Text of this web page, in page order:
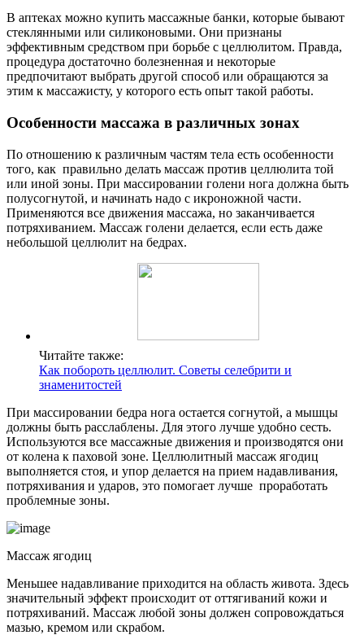
В аптеках можно купить массажные банки, которые бывают
стеклянными или силиконовыми. Они признаны
эффективным средством при борьбе с целлюлитом. Правда,
процедура достаточно болезненная и некоторые
предпочитают выбрать другой способ или обращаются за
этим к массажисту, у которого есть опыт такой работы.
Особенности массажа в различных зонах
По отношению к различным частям тела есть особенности
того, как правильно делать массаж против целлюлита той
или иной зоны. При массировании голени нога должна быть
полусогнутой, и начинать надо с икроножной части.
Применяются все движения массажа, но заканчивается
потряхиванием. Массаж голени делается, если есть даже
небольшой целлюлит на бедрах.
Читайте также:
Как побороть целлюлит. Советы селебрити и
знаменитостей
При массировании бедра нога остается согнутой, а мышцы
должны быть расслаблены. Для этого лучше удобно сесть.
Используются все массажные движения и производятся они
от колена к паховой зоне. Целлюлитный массаж ягодиц
выполняется стоя, и упор делается на прием надавливания,
потряхивания и ударов, это помогает лучше проработать
проблемные зоны.
Массаж ягодиц
Меньшее надавливание приходится на область живота. Здесь
значительный эффект происходит от оттягиваний кожи и
потряхиваний. Массаж любой зоны должен сопровождаться
мазью, кремом или скрабом.